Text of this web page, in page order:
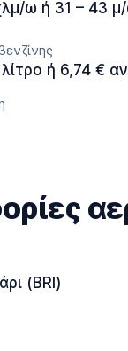
ω ή 31 – 43
ή 6,74 €
(BRI)